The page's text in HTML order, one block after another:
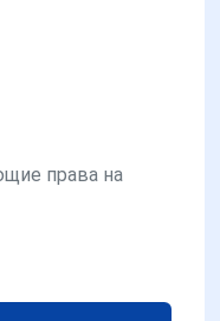
права на